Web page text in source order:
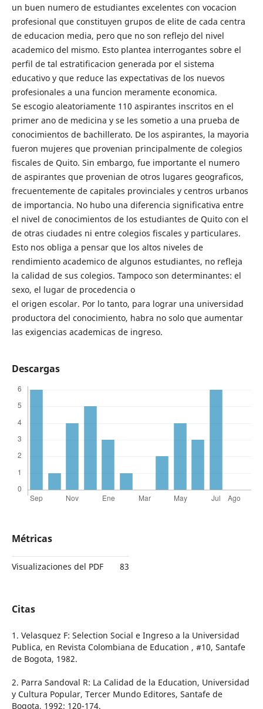
un buen numero de estudiantes excelentes con vocacion
profesional que constituyen grupos de elite de cada centra
de educacion media, pero que no son reflejo del nivel
academico del mismo. Esto plantea interrogantes sobre el
perfil de tal estratificacion generada por el sistema
educativo y que reduce las expectativas de los nuevos
profesionales a una funcion meramente economica.
Se escogio aleatoriamente 110 aspirantes inscritos en el
primer ano de medicina y se les sometio a una prueba de
conocimientos de bachillerato. De los aspirantes, la mayoria
fueron mujeres que provenian principalmente de colegios
fiscales de Quito. Sin embargo, fue importante el numero
de aspirantes que provenian de otros lugares geograficos,
frecuentemente de capitales provinciales y centros urbanos
de importancia. No hubo una diferencia significativa entre
el nivel de conocimientos de los estudiantes de Quito con el
de otras ciudades ni entre colegios fiscales y particulares.
Esto nos obliga a pensar que los altos niveles de
rendimiento academico de algunos estudiantes, no refleja
la calidad de sus colegios. Tampoco son determinantes: el
sexo, el lugar de procedencia o
el origen escolar. Por lo tanto, para lograr una universidad
productora del conocimiento, habra no solo que aumentar
las exigencias academicas de ingreso.
Descargas
Métricas
Visualizaciones del PDF 83
Citas
1. Velasquez F: Selection Social e Ingreso a la Universidad
Publica, en Revista Colombiana de Education , #10, Santafe
de Bogota, 1982.
2. Parra Sandoval R: La Calidad de la Education, Universidad
y Cultura Popular, Tercer Mundo Editores, Santafe de
Bogota, 1992; 120-174.